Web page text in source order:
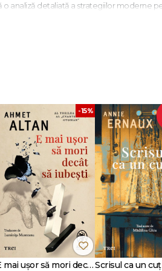
o analiză detaliată a strategiilor moderne
Sinclair propune o nouă viziune asupra
își transforme sănătatea pe
îmbătrânire.
-15%
E mai ușor să mori decât să iubești (seria Cvartetul Otoman, vol.3)Scrisul ca un